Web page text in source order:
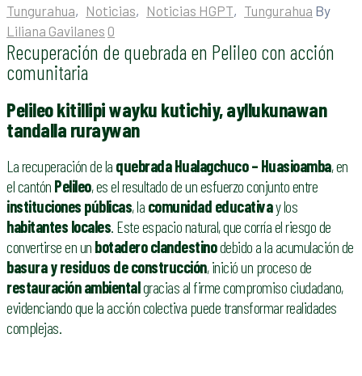
Tungurahua‚ Noticias‚ Noticias HGPT‚ Tungurahua By
Liliana Gavilanes 0
Recuperación de quebrada en Pelileo con acción
comunitaria
Pelileo kitillipi wayku kutichiy, ayllukunawan
tandalla ruraywan
La recuperación de la quebrada Hualagchuco – Huasioamba, en
el cantón Pelileo, es el resultado de un esfuerzo conjunto entre
instituciones públicas, la comunidad educativay los
habitantes locales. Este espacio natural, que corría el riesgo de
convertirse en un botadero clandestinodebido a la acumulación de
basura y residuos de construcción, inició un proceso de
restauración ambientalgracias al firme compromiso ciudadano,
evidenciando que la acción colectiva puede transformar realidades
complejas.